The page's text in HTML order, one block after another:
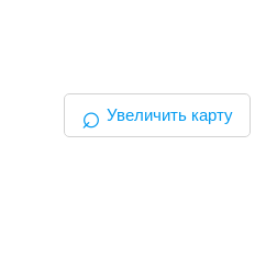
⌕ Увеличить карту